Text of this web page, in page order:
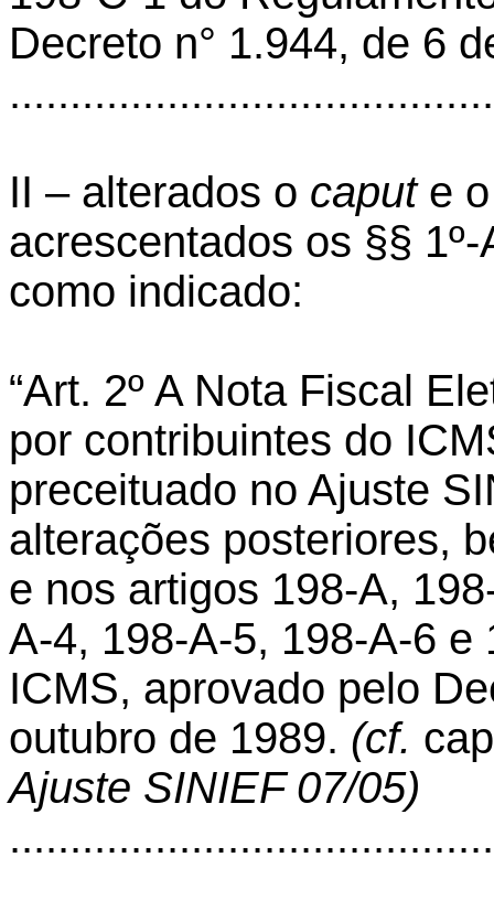
Decreto n° 1.944, de 6
II – alterados o caput e
acrescentados os §§
como indicado:
“Art. 2º A Nota Fiscal
por contribuintes do
preceituado no Ajuste
alterações posteriores,
e nos artigos 198-A,
A-4, 198-A-5, 198-A-6 e
ICMS, aprovado pelo
outubro de 1989. (cf.
Ajuste SINIEF 07/05)